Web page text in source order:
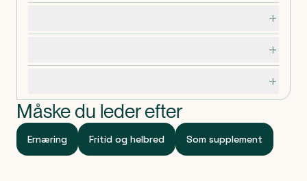
med øget energibehov.
Måske du leder efter
Ernæring Fritid og helbred Som supplement